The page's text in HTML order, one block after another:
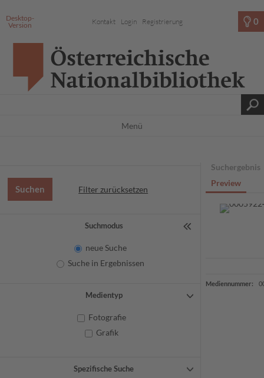
Desktop-
Version
Kontakt Login Registrierung 0
Menü
Filter zurücksetzen
Suchmodus
neue Suche
Suche in Ergebnissen
Medientyp
Fotografie
Grafik
Spezifische Suche
Suchergebnis
Preview
Mediennummer: